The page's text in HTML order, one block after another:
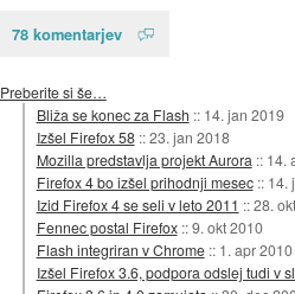
78 komentarjev
Preberite si še…
Bliža se konec za Flash :: 14. jan 2019
Izšel Firefox 58 ::23. jan 2018
Mozilla predstavlja projekt Aurora :: 14.
Firefox 4 bo izšel prihodnji mesec :: 14.
Izid Firefox 4 se seli v leto 2011 ::28.
Fennec postal Firefox ::9. okt 2010
Flash integriran v Chrome :: 1. apr 2010
Izšel Firefox 3.6, podpora odslej tudi v